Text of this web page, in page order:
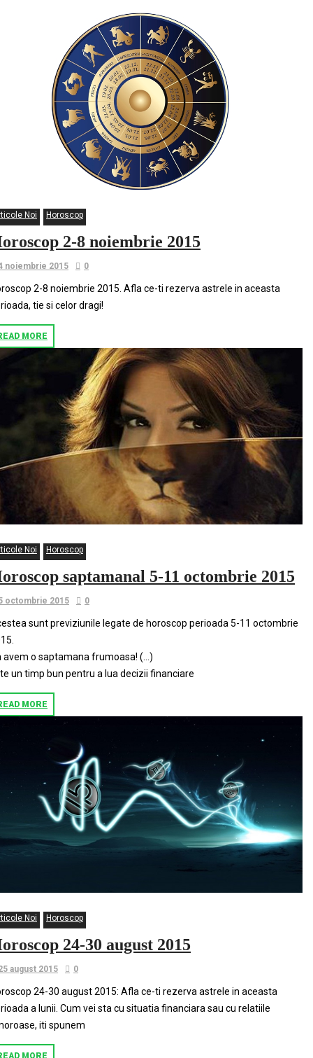
Noi Horoscop
2-8 noiembrie 2015
noiembrie 2015 0
2-8 noiembrie 2015. Afla ce-ti rezerva astrele in aceasta
tie si celor dragi!
MORE
Noi Horoscop
saptamanal 5-11 octombrie 2015
octombrie 2015 0
sunt previziunile legate de horoscop perioada 5-11 octombrie
avem o saptamana frumoasa! (…)
un timp bun pentru a lua decizii financiare
MORE
Noi Horoscop
24-30 august 2015
august 2015 0
24-30 august 2015: Afla ce-ti rezerva astrele in aceasta
a lunii. Cum vei sta cu situatia financiara sau cu relatiile
iti spunem
MORE